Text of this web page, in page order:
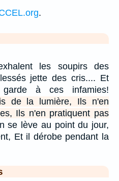
.
les soupirs des
jette des cris.... Et
à ces infamies!
de la lumière, Ils n'en
Ils n'en pratiquent pas
se lève au point du jour,
Et il dérobe pendant la